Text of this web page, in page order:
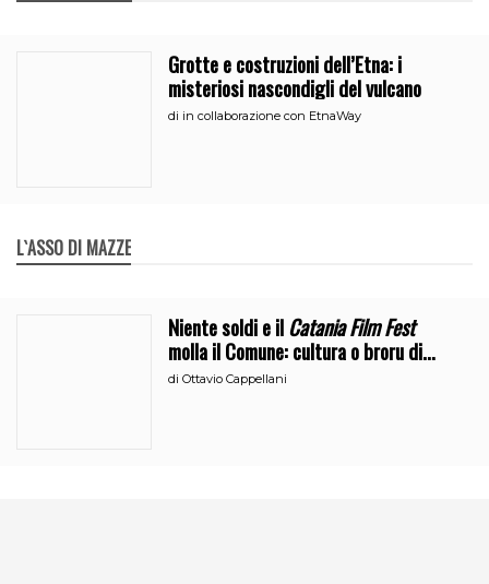
Grotte e costruzioni dell’Etna: i
misteriosi nascondigli del vulcano
di in collaborazione con EtnaWay
L`ASSO DI MAZZE
Niente soldi e ilCatania Film Fest
molla il Comune: cultura o broru di
ciciri?
diOttavio Cappellani